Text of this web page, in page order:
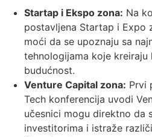
Startap i Ekspo zona: Na
postavljena Startap i Expo
moći da se upoznaju sa
tehnologijama koje
budućnost.
Venture Capital zona: Prvi
Tech konferencija uvodi
učesnici mogu direktno da
investitorima i istraže